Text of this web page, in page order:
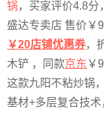
锅 ，买家评价4.8分
盛达专卖店 售价￥
￥20店铺优惠券，
木铲 ，同款京东 ￥
这款九阳不粘炒锅
基材+多层复合技